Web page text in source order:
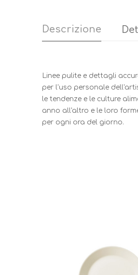
Descrizione
Linee pulite e dettagli
per l'uso personale
le tendenze e le culture
anno all'altro e le loro
per ogni ora del giorno.